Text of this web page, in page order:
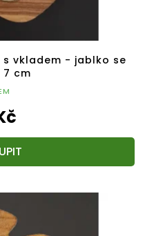
s vkladem - jablko se
cm